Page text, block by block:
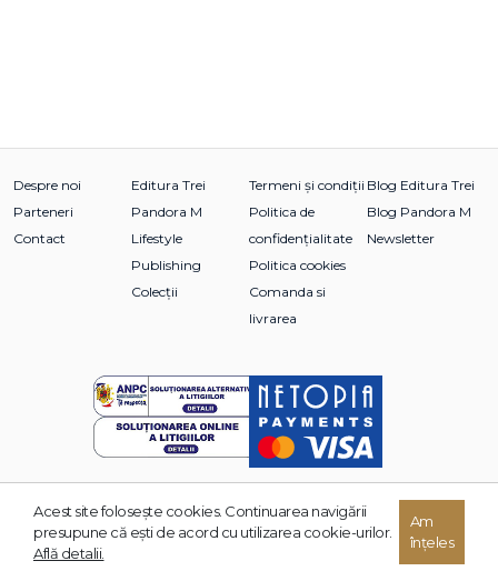
Despre noi
Parteneri
Contact
Editura Trei
Pandora M
Lifestyle
Publishing
Colecții
Termeni și condiții
Politica de
confidențialitate
Politica cookies
Comanda si
livrarea
Blog Editura Trei
Blog Pandora M
Newsletter
© 2026 Grupul Editorial TREI. Toate drepturile rezervate.
Acest site foloseşte cookies. Continuarea navigării
presupune că eşti de acord cu utilizarea cookie-urilor.
Află detalii.
Am
înțeles